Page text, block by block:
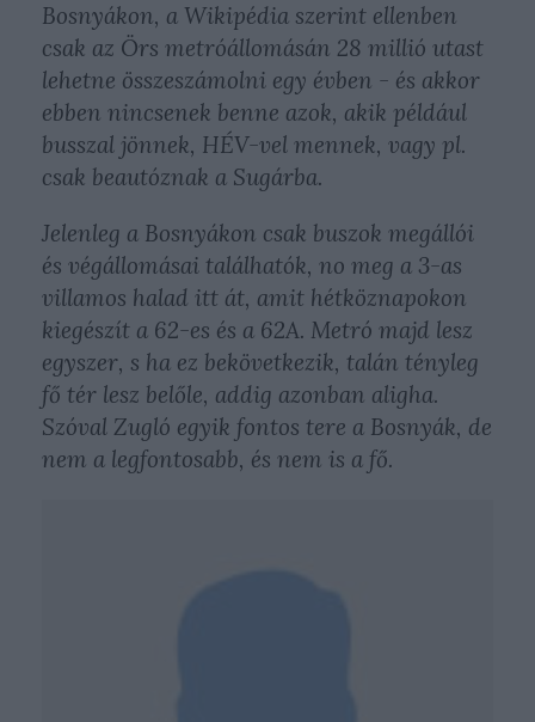
Bosnyákon, a Wikipédia szerint ellenben
csak az Örs metróállomásán 28 millió utast
lehetne összeszámolni egy évben - és akkor
ebben nincsenek benne azok, akik például
busszal jönnek, HÉV-vel mennek, vagy pl.
csak beautóznak a Sugárba.
Jelenleg a Bosnyákon csak buszok megállói
és végállomásai találhatók, no meg a 3-as
villamos halad itt át, amit hétköznapokon
kiegészít a 62-es és a 62A. Metró majd lesz
egyszer, s ha ez bekövetkezik, talán tényleg
fő tér lesz belőle, addig azonban aligha.
Szóval Zugló egyik fontos tere a Bosnyák, de
nem a legfontosabb, és nem is a fő.